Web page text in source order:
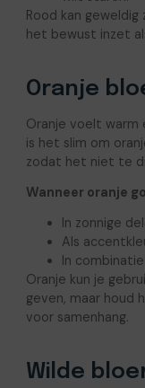
Rood kan
het bewust inzet
Oranje
Oranje voelt warm
is het slim om
zodat het niet te
Wanneer oranje
In zonnige
Als
In
Oranje kun je
geven, maar houd
voor samenhang.
Wilde